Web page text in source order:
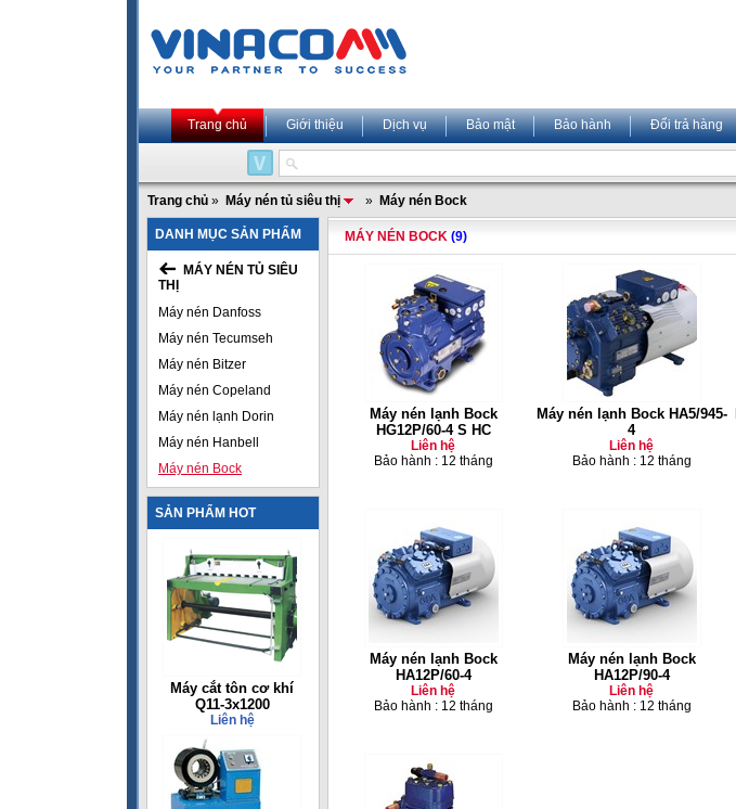
Trang chủ Giới thiệu Dịch vụ Bảo mật Bảo hành Đổi trả hàng
Trang chủ » Máy nén tủ siêu thị » Máy nén Bock
DANH MỤC SẢN PHẨM
MÁY NÉN TỦ SIÊU
THỊ
Máy nén Danfoss
Máy nén Tecumseh
Máy nén Bitzer
Máy nén Copeland
Máy nén lạnh Dorin
Máy nén Hanbell
Máy nén Bock
SẢN PHẨM HOT
Máy cắt tôn cơ khí
Q11-3x1200
Liên hệ
MÁY NÉN BOCK (9)
Máy nén lạnh Bock
HG12P/60-4 S HC
Liên hệ
Bảo hành : 12 tháng
Máy nén lạnh Bock HA5/945-
4
Liên hệ
Bảo hành : 12 tháng
Máy nén lạnh Bock
HA12P/60-4
Liên hệ
Bảo hành : 12 tháng
Máy nén lạnh Bock
HA12P/90-4
Liên hệ
Bảo hành : 12 tháng